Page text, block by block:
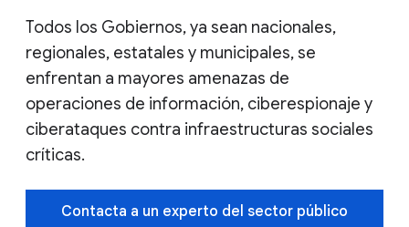
Todos los Gobiernos, ya sean nacionales,
regionales, estatales y municipales, se
enfrentan a mayores amenazas de
operaciones de información, ciberespionaje y
ciberataques contra infraestructuras sociales
críticas.
Contacta a un experto del sector público